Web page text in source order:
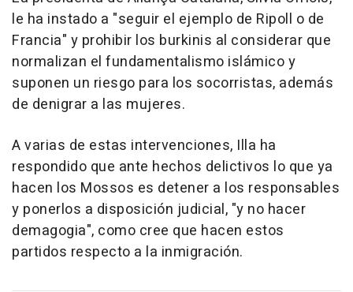
le ha instado a "seguir el ejemplo de Ripoll o de
Francia" y prohibir los burkinis al considerar que
normalizan el fundamentalismo islámico y
suponen un riesgo para los socorristas, además
de denigrar a las mujeres.
A varias de estas intervenciones, Illa ha
respondido que ante hechos delictivos lo que ya
hacen los Mossos es detener a los responsables
y ponerlos a disposición judicial, "y no hacer
demagogia", como cree que hacen estos
partidos respecto a la inmigración.